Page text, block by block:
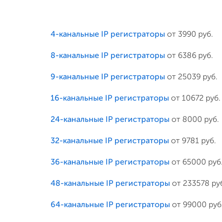
4-канальные IP регистраторы от 3990 руб.
8-канальные IP регистраторы от 6386 руб.
9-канальные IP регистраторы от 25039 руб.
16-канальные IP регистраторы от 10672 руб.
24-канальные IP регистраторы от 8000 руб.
32-канальные IP регистраторы от 9781 руб.
36-канальные IP регистраторы от 65000 руб.
48-канальные IP регистраторы от 233578
64-канальные IP регистраторы от 99000